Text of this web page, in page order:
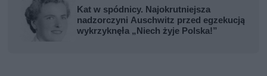
Kat w spódnicy. Najokrutniejsza
nadzorczyni Auschwitz przed egzekucją
wykrzyknęła „Niech żyje Polska!”